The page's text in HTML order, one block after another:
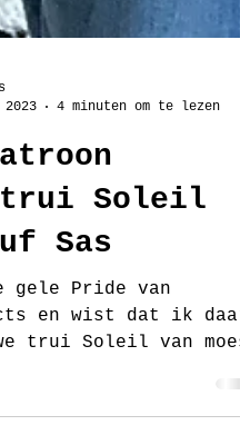
4 minuten om te lezen
Soleil
Sas
gele Pride van
en wist dat ik daar